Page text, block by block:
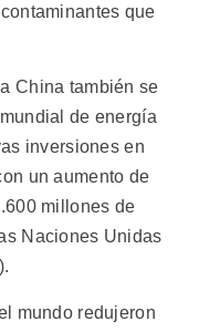
que
China también se
de energía
inversiones en
un aumento de
millones de
Naciones Unidas
mundo redujeron